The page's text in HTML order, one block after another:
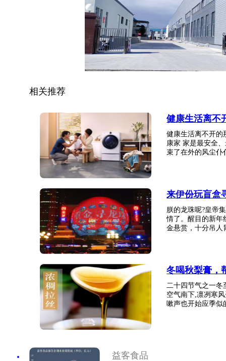
相关推荐
健康生活离不
健康生活离不开的
康家 家是最安全
束了在外的风尘仆
来伊份玩盲盒
朕的龙珠呢?皇帝
情了。醒目的新年
金悬赏，十分吊人
冬喝秋梨膏，
二十四节气之一
空气南下,凛冽寒
嗽声也开始应季似
益客食品